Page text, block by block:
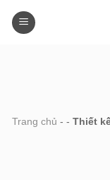
Trang chủ - - Thiết